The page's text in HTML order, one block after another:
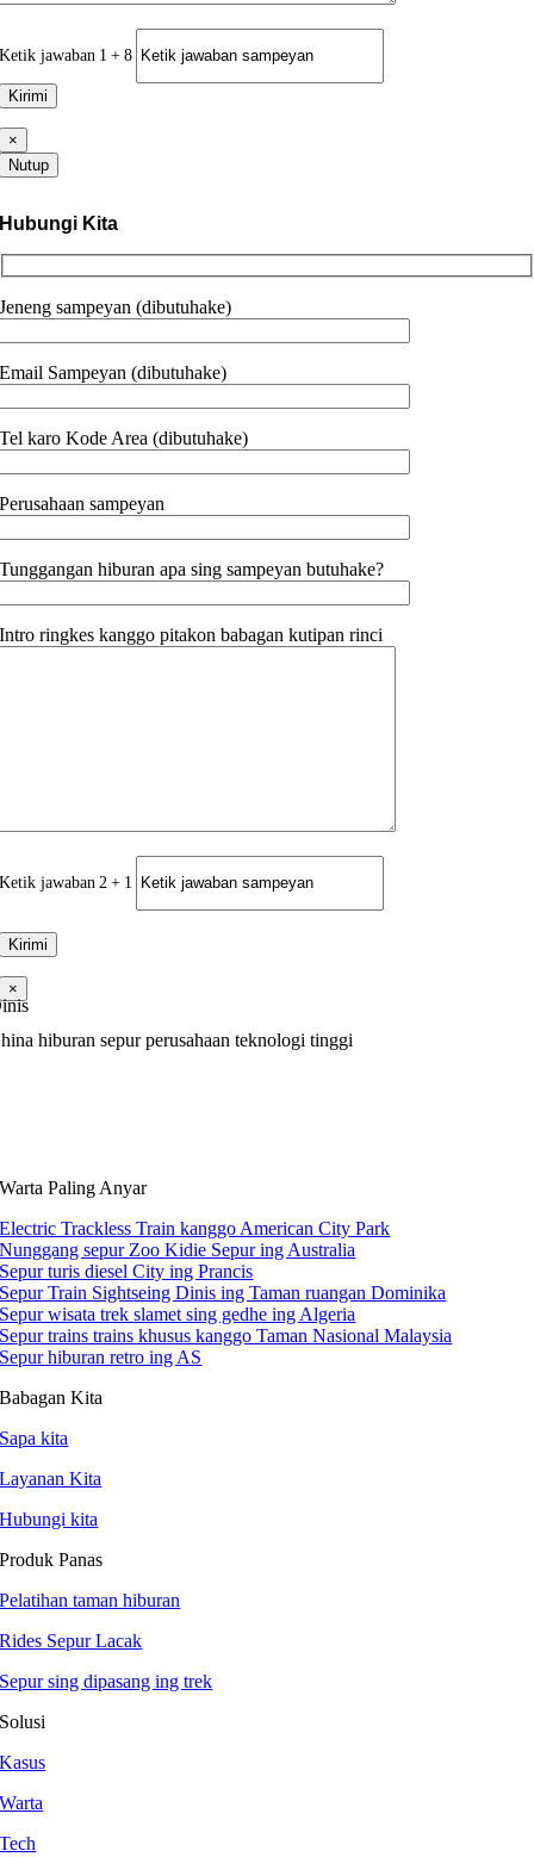
Ketik jawaban 1 + 8
×
Nutup
Hubungi Kita
Jeneng sampeyan (dibutuhake)
Email Sampeyan (dibutuhake)
Tel karo Kode Area (dibutuhake)
Perusahaan sampeyan
Tunggangan hiburan apa sing sampeyan butuhake?
Intro ringkes kanggo pitakon babagan kutipan rinci
Ketik jawaban 2 + 1
×
hiburan sepur perusahaan teknologi tinggi
Warta Paling Anyar
Electric Trackless Train kanggo American City Park
Nunggang sepur Zoo Kidie Sepur ing Australia
Sepur turis diesel City ing Prancis
Sepur Train Sightseing Dinis ing Taman ruangan Dominika
Sepur wisata trek slamet sing gedhe ing Algeria
Sepur trains trains khusus kanggo Taman Nasional Malaysia
Sepur hiburan retro ing AS
Babagan Kita
Sapa kita
Layanan Kita
Hubungi kita
Produk Panas
Pelatihan taman hiburan
Rides Sepur Lacak
Sepur sing dipasang ing trek
Solusi
Kasus
Warta
Tech